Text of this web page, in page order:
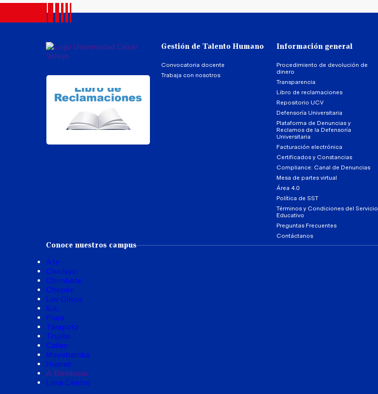
Gestión de Talento Humano
Convocatoria docente
Trabaja con nosotros
Información general
Procedimiento de devolución de
dinero
Transparencia
Libro de reclamaciones
Repositorio UCV
Defensoría Universitaria
Plataforma de Denuncias y
Reclamos de la Defensoría
Universitaria
Facturación electrónica
Certificados y Constancias
Compliance: Canal de Denuncias
Mesa de partes virtual
Área 4.0
Política de SST
Términos y Condiciones del Servicio
Educativo
Preguntas Frecuentes
Contáctanos
Conoce nuestros campus
Ate
Chiclayo
Chimbote
Chepén
Los Olivos
SJL
Piura
Tarapoto
Trujillo
Callao
Moyobamba
Huaraz
A Distancia
Lima Centro